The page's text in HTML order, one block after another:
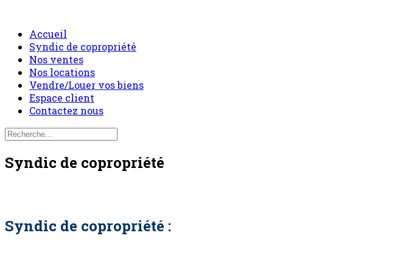
Accueil
Syndic de copropriété
Nos ventes
Nos locations
Vendre/Louer vos biens
Espace client
Contactez nous
Syndic de copropriété
Syndic de copropriété :